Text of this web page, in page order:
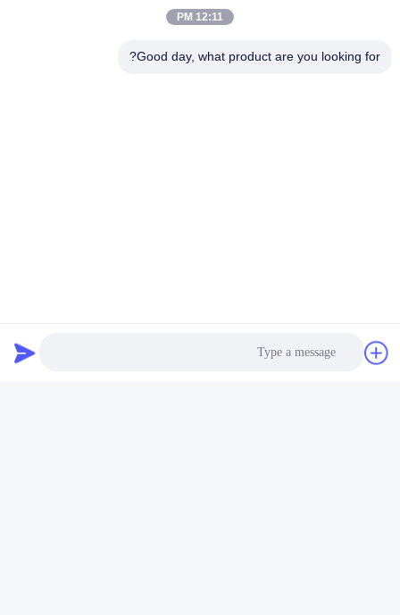
سي (كربيد السيليكون)
احصل على افضل سعر
12:11 PM
Good day, what product are you looking for?